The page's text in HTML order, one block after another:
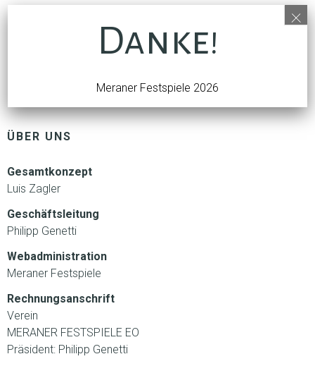
ÜBER UNS
Gesamtkonzept
Luis Zagler
Geschäftsleitung
Philipp Genetti
Webadministration
Meraner Festspiele
Rechnungsanschrift
Verein
MERANER FESTSPIELE EO
Präsident: Philipp Genetti
Danke!
Meraner Festspiele 2026
×